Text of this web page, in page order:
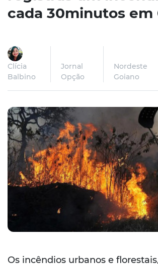
cada 30minutos em
Clícia
Balbino
Jornal
Opção
Nordeste
Goiano
Os incêndios urbanos e